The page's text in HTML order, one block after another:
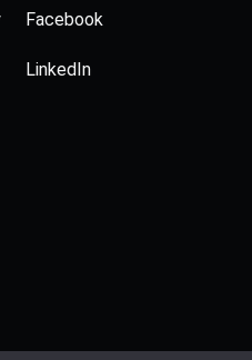
Facebook
LinkedIn